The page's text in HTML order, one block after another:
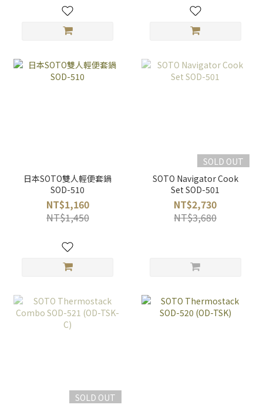
日本SOTO雙人輕便套鍋
SOD-510
NT$1,160
NT$1,450
SOLD OUT
SOTO Navigator Cook
Set SOD-501
NT$2,730
NT$3,680
SOLD OUT